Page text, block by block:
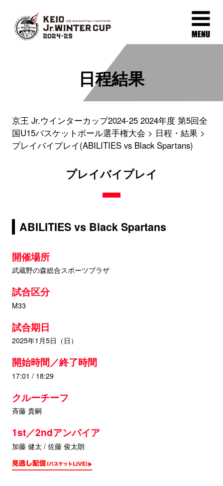
日程結果
京王 Jr.ウインターカップ2024-25 2024年度 第5回全
国U15バスケットボール選手権大会
日程・結果
プレイバイプレイ(ABILITIES vs Black Spartans)
プレイバイプレイ
ABILITIES vs Black Spartans
開催場所
武蔵野の森総合スポーツプラザ
試合区分
M33
試合期日
2025年1月5日（日）
開始時間／終了時間
17:01 / 18:29
クルーチーフ
斉藤 貴嗣
1st／2ndアンパイア
加藤 健太 / 佐藤 俊太朗